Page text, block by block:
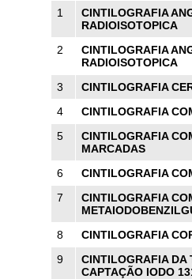
1
CINTILOGRAFIA
RADIOISOTOPICA
2
CINTILOGRAFIA
RADIOISOTOPICA
3
CINTILOGRAFIA
4
CINTILOGRAFIA
5
CINTILOGRAFIA
MARCADAS
6
CINTILOGRAFIA
7
CINTILOGRAFIA
8
CINTILOGRAFIA
9
CINTILOGRAFIA DA
CAPTAÇÃO IODO